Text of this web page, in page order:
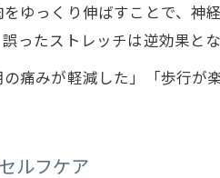
神経系ストレッチがも
坐骨神経痛に神経
坐骨神経痛の緩和
ゆっくり伸ばすことで、
ったストレッチは逆効果と
痛みが軽減した」「歩行
ルフケア